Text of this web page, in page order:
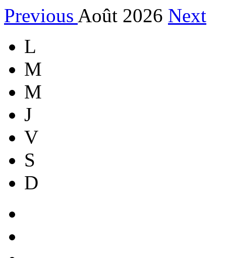
Previous Août 2026 Next
L
M
M
J
V
S
D